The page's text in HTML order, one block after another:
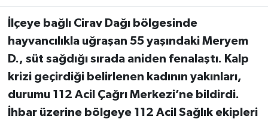
İlçeye bağlı Cirav Dağı bölgesinde
hayvancılıkla uğraşan 55 yaşındaki Meryem
D., süt sağdığı sırada aniden fenalaştı. Kalp
krizi geçirdiği belirlenen kadının yakınları,
durumu 112 Acil Çağrı Merkezi’ne bildirdi.
İhbar üzerine bölgeye 112 Acil Sağlık ekipleri